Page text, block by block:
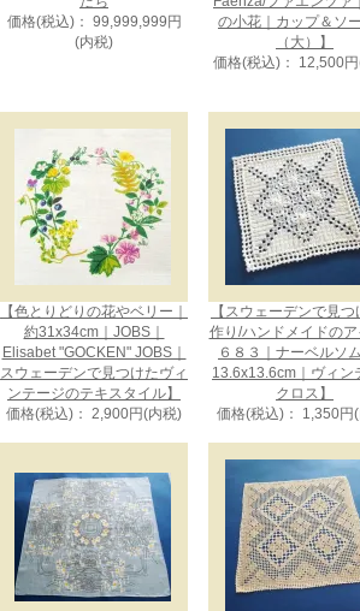
価格(税込)： 99,999,999円
(内税)
の小花｜カップ＆ソ
（大）】
価格(税込)： 12,500
【色とりどりの花やベリー｜
約31x34cm｜JOBS｜
Elisabet "GOCKEN" JOBS｜
スウェーデンで見つけたヴィ
ンテージのテキスタイル】
価格(税込)： 2,900円(内税)
【スウェーデンで見
作り/ハンドメイドのア
６８３｜ナーベルソ
13.6x13.6cm｜ヴィン
クロス】
価格(税込)： 1,350円